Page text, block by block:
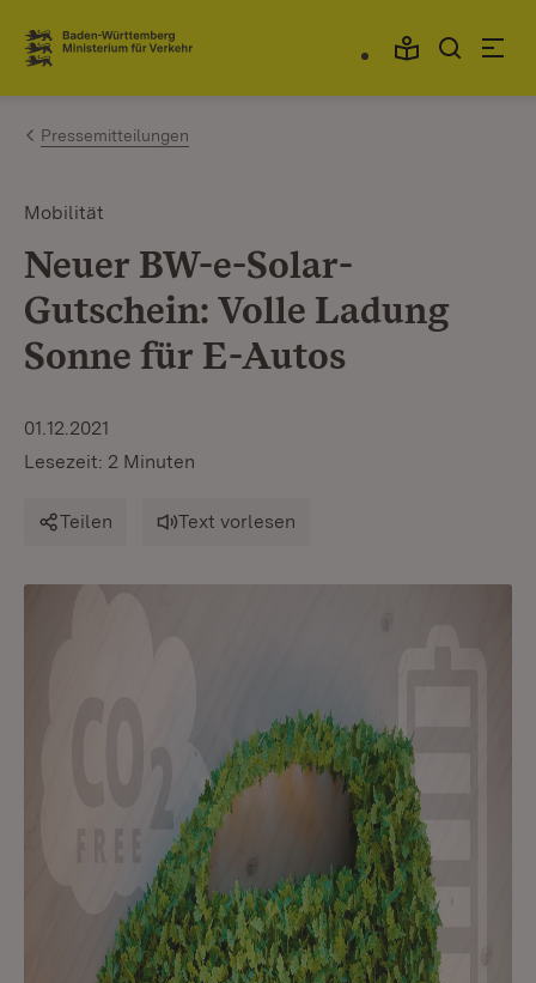
Zum Inhalt springen
Link zur Startseite
Pressemitteilungen
Mobilität
Neuer BW-e-Solar-
Gutschein: Volle Ladung
Sonne für E-Autos
01.12.2021
Lesezeit: 2 Minuten
Teilen Text vorlesen